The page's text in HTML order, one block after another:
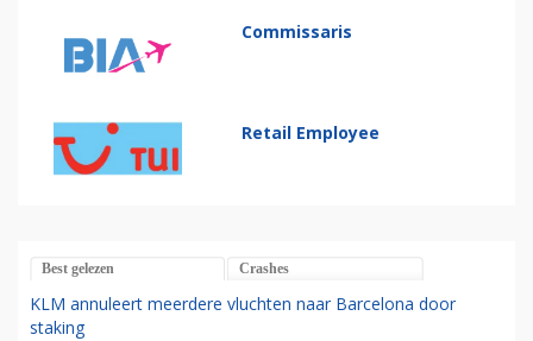
Commissaris
Retail Employee
Best gelezen Crashes
KLM annuleert meerdere vluchten naar Barcelona door
staking